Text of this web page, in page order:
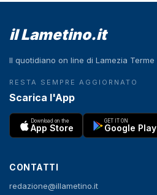
il Lametino.it
Il quotidiano on line di Lamezia
RESTA SEMPRE AGGIORNATO
Scarica l'App
Download on the
App Store
GET IT ON
Google Play
CONTATTI
redazione@illametino.it